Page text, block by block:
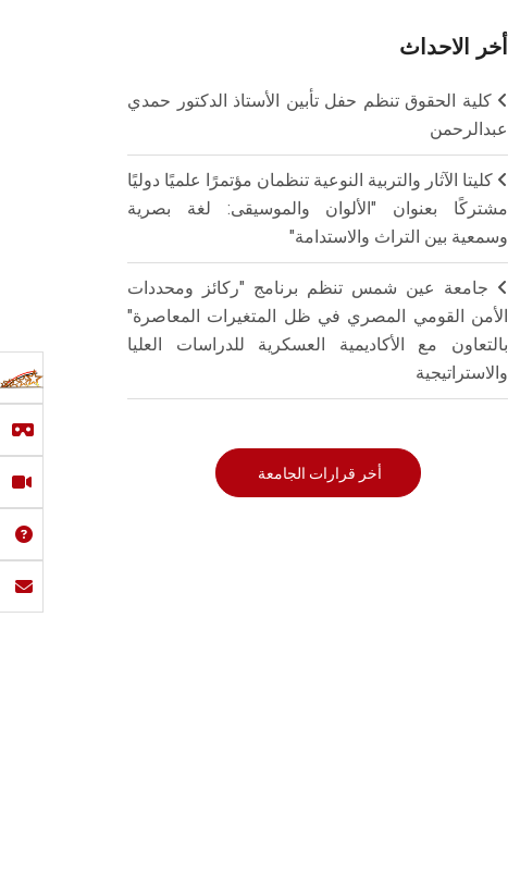
أخر الاحداث
كلية الحقوق تنظم حفل تأبين الأستاذ الدكتور حمدي
عبدالرحمن
كليتا الآثار والتربية النوعية تنظمان مؤتمرًا علميًا دوليًا
مشتركًا بعنوان "الألوان والموسيقى: لغة بصرية
وسمعية بين التراث والاستدامة"
جامعة عين شمس تنظم برنامج "ركائز ومحددات
الأمن القومي المصري في ظل المتغيرات المعاصرة"
بالتعاون مع الأكاديمية العسكرية للدراسات العليا
والاستراتيجية
أخر قرارات الجامعة